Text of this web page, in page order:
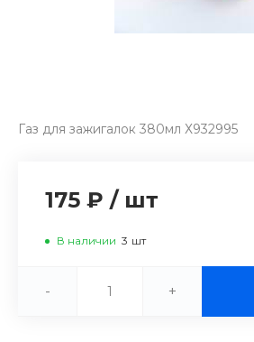
Газ для зажигалок 380мл Х932995
175 ₽ / шт
В наличии 3 шт
- +